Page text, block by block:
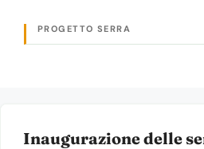
PROGETTO SERRA
Inaugurazione delle